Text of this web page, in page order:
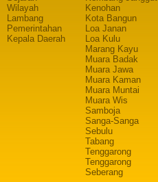
Wilayah
Lambang
Pemerintahan
Kepala Daerah
Kenohan
Kota Bangun
Loa Janan
Loa Kulu
Marang Kayu
Muara Badak
Muara Jawa
Muara Kaman
Muara Muntai
Muara Wis
Samboja
Sanga-Sanga
Sebulu
Tabang
Tenggarong
Tenggarong
Seberang